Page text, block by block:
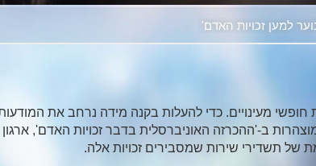
למען זכויות האדם'
להיות חופשי מעינויים. כדי להעלות בקנה מידה נרחב את
מוצהרות ב-'ההכרזה האוניברסלית בדבר זכויות האדם', ארגון
של תשדירי שירות שמסבירים זכויות אלה.